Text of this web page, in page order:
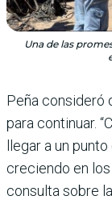
Una de las
Peña consideró
para continuar.
llegar a un
creciendo en
consulta sobre